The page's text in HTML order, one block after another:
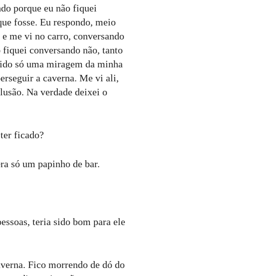
porque eu não fiquei
fosse. Eu respondo, meio
me vi no carro, conversando
conversando não, tanto
só uma miragem da minha
a caverna. Me vi ali,
Na verdade deixei o
ficado?
só um papinho de bar.
teria sido bom para ele
Fico morrendo de dó do